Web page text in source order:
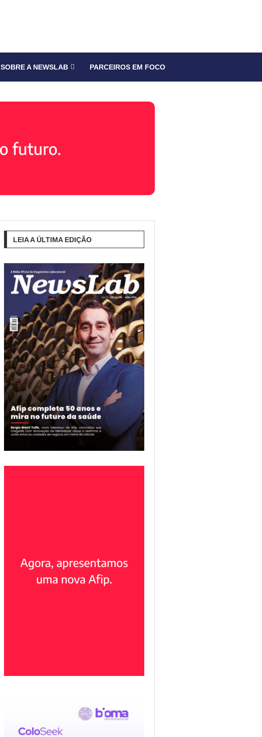
SOBRE A NEWSLAB PARCEIROS EM FOCO
LEIA A ÚLTIMA EDIÇÃO